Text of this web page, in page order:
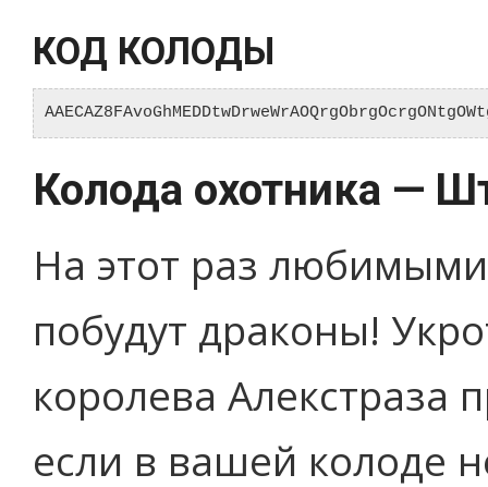
КОД КОЛОДЫ
Колода охотника —
На этот раз
побудут драконы!
королева Алекстраза
если в вашей колоде